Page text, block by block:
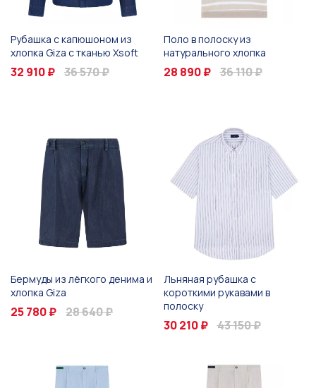
Рубашка с капюшоном из
хлопка Giza с тканью Xsoft
32 910 ₽ 36 570 ₽
Поло в полоску из
натурального хлопка
28 890 ₽ 36 110 ₽
Бермуды из лёгкого денима и
хлопка Giza
25 780 ₽ 28 640 ₽
Льняная рубашка с
короткими рукавами в
полоску
30 210 ₽ 43 150 ₽